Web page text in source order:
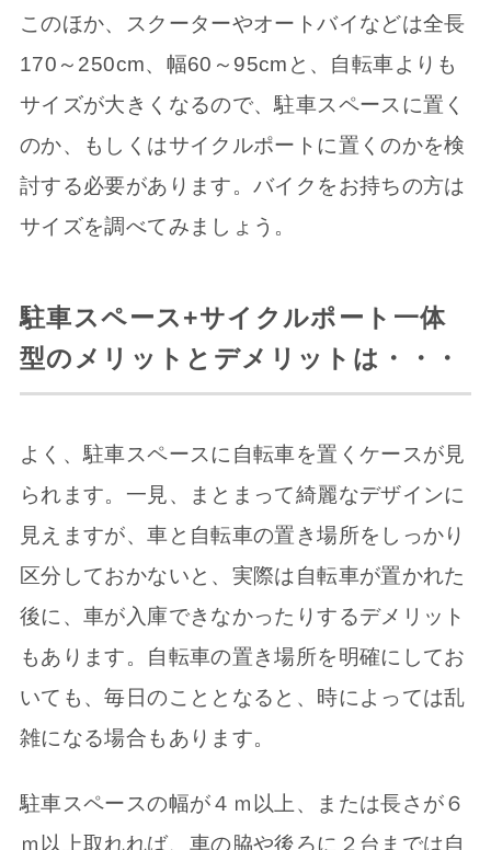
このほか、スクーターやオートバイなどは全長
170～250cm、幅60～95cmと、自転車よりも
サイズが大きくなるので、駐車スペースに置く
のか、もしくはサイクルポートに置くのかを検
討する必要があります。バイクをお持ちの方は
サイズを調べてみましょう。
駐車スペース+サイクルポート一体
型のメリットとデメリットは・・・
よく、駐車スペースに自転車を置くケースが見
られます。一見、まとまって綺麗なデザインに
見えますが、車と自転車の置き場所をしっかり
区分しておかないと、実際は自転車が置かれた
後に、車が入庫できなかったりするデメリット
もあります。自転車の置き場所を明確にしてお
いても、毎日のこととなると、時によっては乱
雑になる場合もあります。
駐車スペースの幅が４ｍ以上、または長さが６
ｍ以上取れれば、車の脇や後ろに２台までは自